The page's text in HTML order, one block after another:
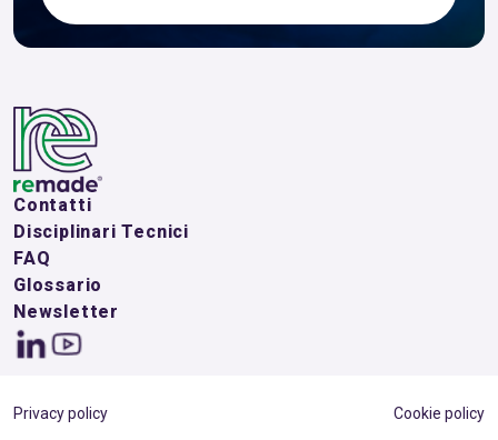
Contatti
Disciplinari Tecnici
FAQ
Glossario
Newsletter
Privacy policy Cookie policy